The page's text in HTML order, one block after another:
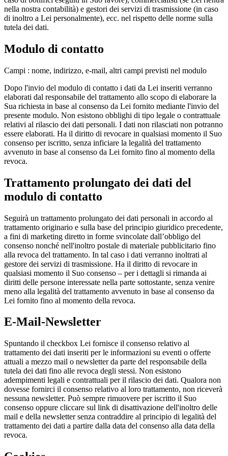
nella nostra contabilità) e gestori dei servizi di trasmissione (in caso
di inoltro a Lei personalmente), ecc. nel rispetto delle norme sulla
tutela dei dati.
Modulo di contatto
Campi : nome, indirizzo, e-mail, altri campi previsti nel modulo
Dopo l'invio del modulo di contatto i dati da Lei inseriti verranno
elaborati dal responsabile del trattamento allo scopo di elaborare la
Sua richiesta in base al consenso da Lei fornito mediante l'invio del
presente modulo. Non esistono obblighi di tipo legale o contrattuale
relativi al rilascio dei dati personali. I dati non rilasciati non potranno
essere elaborati. Ha il diritto di revocare in qualsiasi momento il Suo
consenso per iscritto, senza inficiare la legalità del trattamento
avvenuto in base al consenso da Lei fornito fino al momento della
revoca.
Trattamento prolungato dei dati del
modulo di contatto
Seguirà un trattamento prolungato dei dati personali in accordo al
trattamento originario e sulla base del principio giuridico precedente,
a fini di marketing diretto in forme svincolate dall’obbligo del
consenso nonché nell'inoltro postale di materiale pubblicitario fino
alla revoca del trattamento. In tal caso i dati verranno inoltrati al
gestore dei servizi di trasmissione. Ha il diritto di revocare in
qualsiasi momento il Suo consenso – per i dettagli si rimanda ai
diritti delle persone interessate nella parte sottostante, senza venire
meno alla legalità del trattamento avvenuto in base al consenso da
Lei fornito fino al momento della revoca.
E-Mail-Newsletter
Spuntando il checkbox Lei fornisce il consenso relativo al
trattamento dei dati inseriti per le informazioni su eventi o offerte
attuali a mezzo mail o newsletter da parte del responsabile della
tutela dei dati fino alle revoca degli stessi. Non esistono
adempimenti legali e contrattuali per il rilascio dei dati. Qualora non
dovesse fornirci il consenso relativo al loro trattamento, non riceverà
nessuna newsletter. Può sempre rimuovere per iscritto il Suo
consenso oppure cliccare sul link di disattivazione dell'inoltro delle
mail e della newsletter senza contraddire al principio di legalità del
trattamento dei dati a partire dalla data del consenso alla data della
revoca.